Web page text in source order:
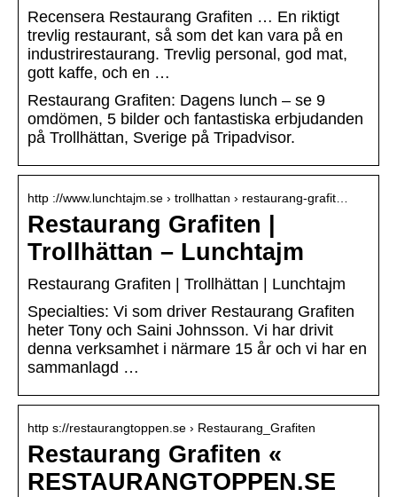
Recensera Restaurang Grafiten … En riktigt
trevlig restaurant, så som det kan vara på en
industrirestaurang. Trevlig personal, god mat,
gott kaffe, och en …
Restaurang Grafiten: Dagens lunch – se 9
omdömen, 5 bilder och fantastiska erbjudanden
på Trollhättan, Sverige på Tripadvisor.
http ://www.lunchtajm.se › trollhattan › restaurang-grafit…
Restaurang Grafiten |
Trollhättan – Lunchtajm
Restaurang Grafiten | Trollhättan | Lunchtajm
Specialties: Vi som driver Restaurang Grafiten
heter Tony och Saini Johnsson. Vi har drivit
denna verksamhet i närmare 15 år och vi har en
sammanlagd …
http s://restaurangtoppen.se › Restaurang_Grafiten
Restaurang Grafiten «
RESTAURANGTOPPEN.SE